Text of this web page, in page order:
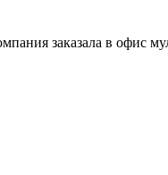
заказала в офис